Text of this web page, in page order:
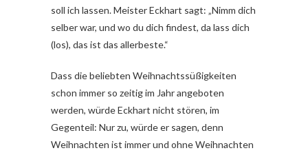
soll ich lassen. Meister Eckhart sagt: „Nimm dich
selber war, und wo du dich findest, da lass dich
(los), das ist das allerbeste.“
Dass die beliebten Weihnachtssüßigkeiten
schon immer so zeitig im Jahr angeboten
werden, würde Eckhart nicht stören, im
Gegenteil: Nur zu, würde er sagen, denn
Weihnachten ist immer und ohne Weihnachten